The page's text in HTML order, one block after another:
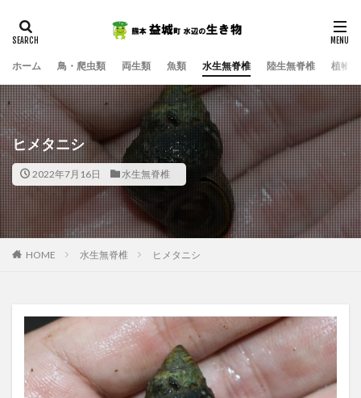
ホーム 鳥・爬虫類 両生類 魚類 水生無脊椎 陸生無脊椎 植物
ヒメタニシ
2022年7月16日 水生無脊椎
HOME 水生無脊椎 ヒメタニシ